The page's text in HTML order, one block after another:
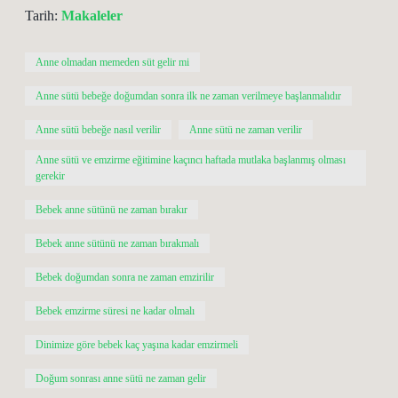
Tarih: Makaleler
Anne olmadan memeden süt gelir mi
Anne sütü bebeğe doğumdan sonra ilk ne zaman verilmeye başlanmalıdır
Anne sütü bebeğe nasıl verilir Anne sütü ne zaman verilir
Anne sütü ve emzirme eğitimine kaçıncı haftada mutlaka başlanmış olması
gerekir
Bebek anne sütünü ne zaman bırakır
Bebek anne sütünü ne zaman bırakmalı
Bebek doğumdan sonra ne zaman emzirilir
Bebek emzirme süresi ne kadar olmalı
Dinimize göre bebek kaç yaşına kadar emzirmeli
Doğum sonrası anne sütü ne zaman gelir